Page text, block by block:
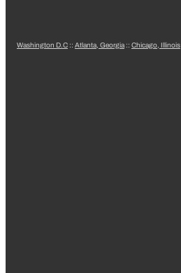
Washington D.C :: Atlanta, Georgia :: Chicago, Illinois